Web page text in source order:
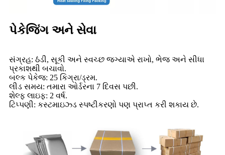
પેકેજિંગ અને સેવા
સંગ્રહ: ઠંડી, સૂકી અને સ્વચ્છ જગ્યાએ રાખો, ભેજ અને સીધા
પ્રકાશથી બચાવો.
બલ્ક પેકેજ: 25 કિગ્રા/ડ્રમ.
લીડ સમય: તમારા ઓર્ડરના 7 દિવસ પછી.
શેલ્ફ લાઇફ: 2 વર્ષ.
ટિપ્પણી: કસ્ટમાઇઝ્ડ સ્પષ્ટીકરણો પણ પ્રાપ્ત કરી શકાય છે.